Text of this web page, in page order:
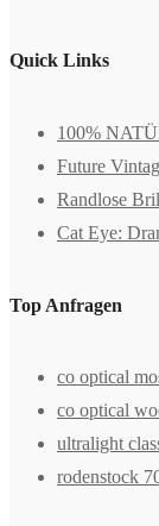
Quick Links
100%
Future
Randlose
Cat Eye:
Top Anfragen
co optical
co optical
ultralight
rodenstock